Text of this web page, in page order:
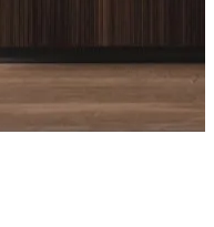
соглашением